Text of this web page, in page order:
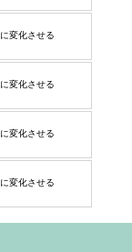
変化させる
変化させる
変化させる
変化させる